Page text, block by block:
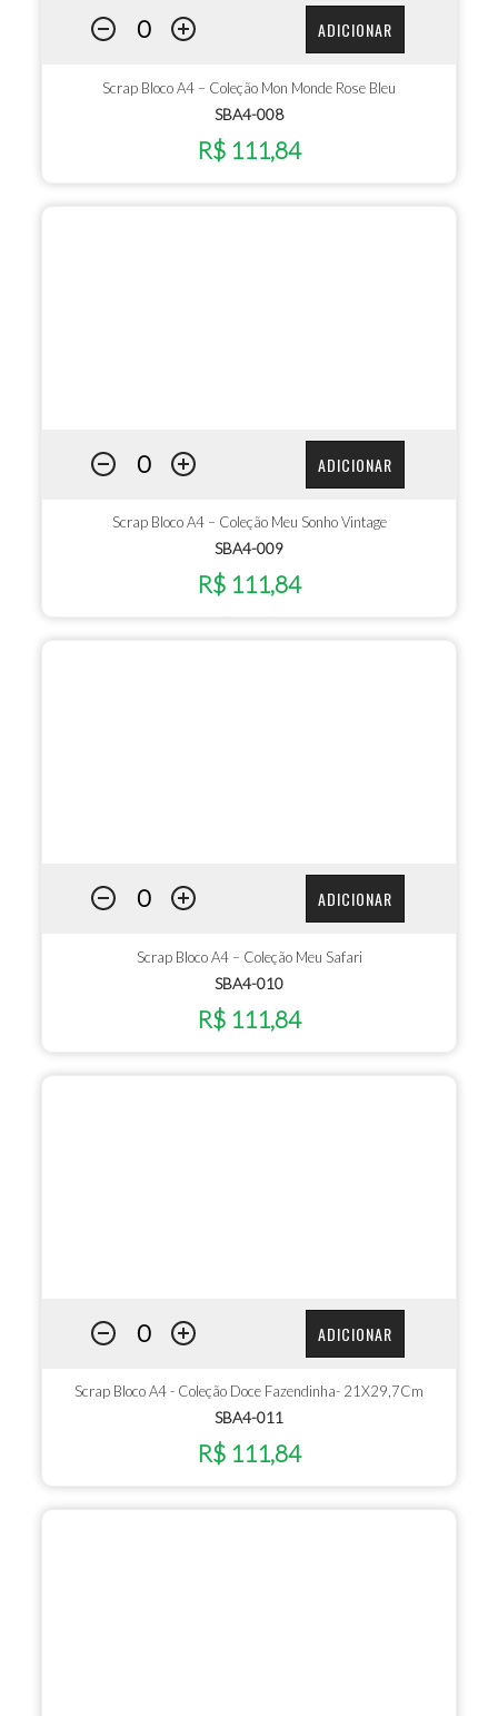
ADICIONAR
Scrap Bloco A4 – Coleção Mon Monde Rose Bleu
SBA4-008
R$ 111,84
ADICIONAR
Scrap Bloco A4 – Coleção Meu Sonho Vintage
SBA4-009
R$ 111,84
ADICIONAR
Scrap Bloco A4 – Coleção Meu Safari
SBA4-010
R$ 111,84
ADICIONAR
Scrap Bloco A4 - Coleção Doce Fazendinha- 21X29,7Cm
SBA4-011
R$ 111,84